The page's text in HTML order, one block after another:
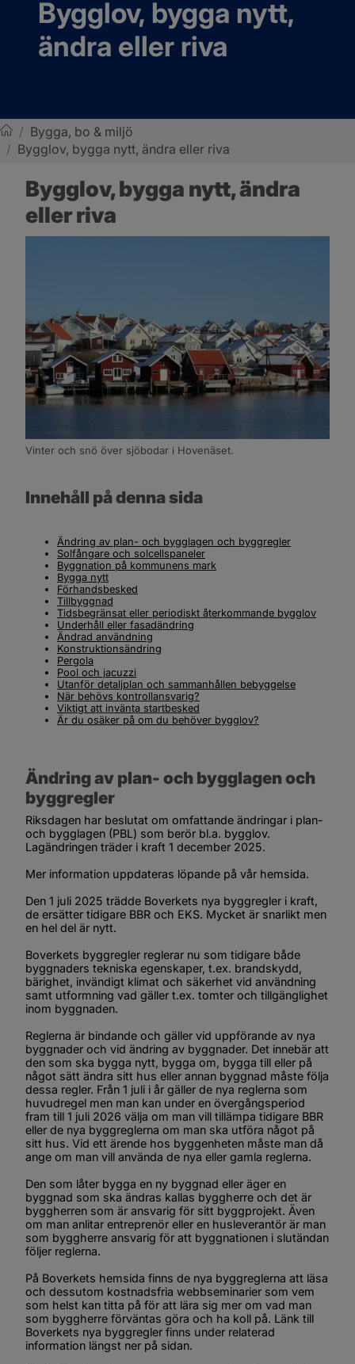
Bygglov, bygga nytt,
ändra eller riva
Sotenäs kommun
/ Bygga, bo & miljö
/ Bygglov, bygga nytt, ändra eller riva
Bygglov, bygga nytt, ändra
eller riva
Vinter och snö över sjöbodar i Hovenäset.
Innehåll på denna sida
Ändring av plan- och bygglagen och byggregler
Solfångare och solcellspaneler
Byggnation på kommunens mark
Bygga nytt
Förhandsbesked
Tillbyggnad
Tidsbegränsat eller periodiskt återkommande bygglov
Underhåll eller fasadändring
Ändrad användning
Konstruktionsändring
Pergola
Pool och jacuzzi
Utanför detaljplan och sammanhållen bebyggelse
När behövs kontrollansvarig?
Viktigt att invänta startbesked
Är du osäker på om du behöver bygglov?
Ändring av plan- och bygglagen och
byggregler
Riksdagen har beslutat om omfattande ändringar i plan-
och bygglagen (PBL) som berör bl.a. bygglov.
Lagändringen träder i kraft 1 december 2025.
Mer information uppdateras löpande på vår hemsida.
Den 1 juli 2025 trädde Boverkets nya byggregler i kraft,
de ersätter tidigare BBR och EKS. Mycket är snarlikt men
en hel del är nytt.
Boverkets byggregler reglerar nu som tidigare både
byggnaders tekniska egenskaper, t.ex. brandskydd,
bärighet, invändigt klimat och säkerhet vid användning
samt utformning vad gäller t.ex. tomter och tillgänglighet
inom byggnaden.
Reglerna är bindande och gäller vid uppförande av nya
byggnader och vid ändring av byggnader. Det innebär att
den som ska bygga nytt, bygga om, bygga till eller på
något sätt ändra sitt hus eller annan byggnad måste följa
dessa regler. Från 1 juli i år gäller de nya reglerna som
huvudregel men man kan under en övergångsperiod
fram till 1 juli 2026 välja om man vill tillämpa tidigare BBR
eller de nya byggreglerna om man ska utföra något på
sitt hus. Vid ett ärende hos byggenheten måste man då
ange om man vill använda de nya eller gamla reglerna.
Den som låter bygga en ny byggnad eller äger en
byggnad som ska ändras kallas byggherre och det är
byggherren som är ansvarig för sitt byggprojekt. Även
om man anlitar entreprenör eller en husleverantör är man
som byggherre ansvarig för att byggnationen i slutändan
följer reglerna.
På Boverkets hemsida finns de nya byggreglerna att läsa
och dessutom kostnadsfria webbseminarier som vem
som helst kan titta på för att lära sig mer om vad man
som byggherre förväntas göra och ha koll på. Länk till
Boverkets nya byggregler finns under relaterad
information längst ner på sidan.